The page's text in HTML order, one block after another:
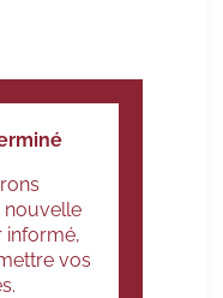
nouvelle
informé,
vos